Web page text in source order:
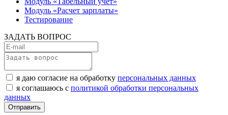
Модуль «Расчет зарплаты»
Тестирование
ЗАДАТЬ ВОПРОС
я даю согласие на обработку персональных данных
я соглашаюсь с политикой обработки персональных
данных